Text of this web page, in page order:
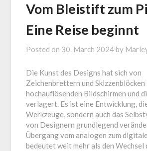
Vom Bleistift zum
Eine Reise beginnt
Posted on 30. March 2024 by
Die Kunst des Designs hat sich von
Zeichenbrettern und Skizzenblöcken
hochauflösenden Bildschirmen und
verlagert. Es ist eine Entwicklung,
Werkzeuge, sondern auch das
von Designern grundlegend
Übergang vom analogen zum
bedeutet weit mehr als den Wechsel